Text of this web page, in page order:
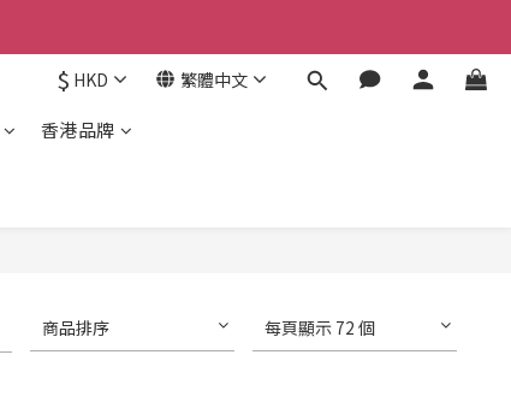
$ HKD 繁體中文
香港品牌
商品排序 每頁顯示 72 個